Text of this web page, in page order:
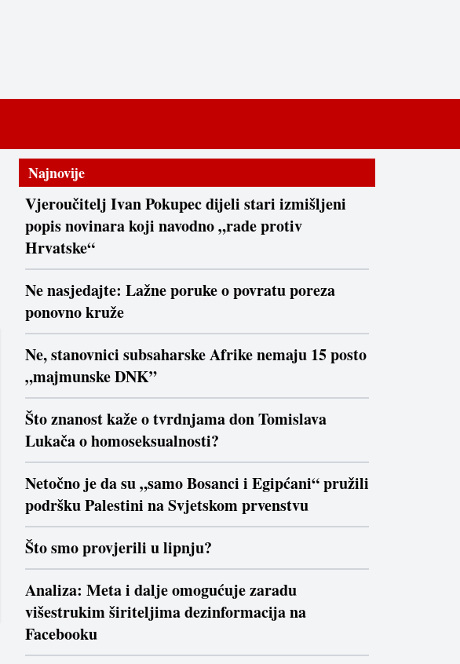
Najnovije
Vjeroučitelj Ivan Pokupec dijeli stari izmišljeni
popis novinara koji navodno „rade protiv
Hrvatske“
Ne nasjedajte: Lažne poruke o povratu poreza
ponovno kruže
Ne, stanovnici subsaharske Afrike nemaju 15 posto
„majmunske DNK”
Što znanost kaže o tvrdnjama don Tomislava
Lukača o homoseksualnosti?
Netočno je da su „samo Bosanci i Egipćani“ pružili
podršku Palestini na Svjetskom prvenstvu
Što smo provjerili u lipnju?
Analiza: Meta i dalje omogućuje zaradu
višestrukim širiteljima dezinformacija na
Facebooku